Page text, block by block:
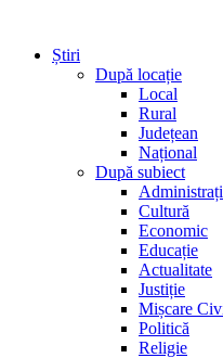
Știri
După locație
Local
Rural
Județean
Național
După subiect
Cultură
Economic
Educație
Actualitate
Justiție
Mișcare
Politică
Religie